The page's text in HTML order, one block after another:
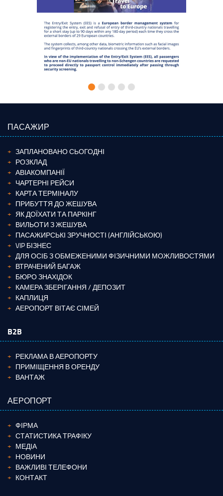
ПАСАЖИР
ЗАПЛАНОВАНО СЬОГОДНІ
РОЗКЛАД
АВІАКОМПАНІЇ
ЧАРТЕРНІ РЕЙСИ
КАРТА ТЕРМІНАЛУ
ПРИБУТТЯ ДО ЖЕШУВА
ЯК ДОЇХАТИ ТА ПАРКІНГ
ВИЛЬОТИ З ЖЕШУВА
ПАСАЖИРСЬКІ ЗРУЧНОСТІ (АНГЛІЙСЬКОЮ)
VIP БІЗНЕС
ДЛЯ ОСІБ З ОБМЕЖЕНИМИ ФІЗИЧНИМИ МОЖЛИВОСТЯМИ
ВТРАЧЕНИЙ БАГАЖ
БЮРО ЗНАХІДОК
КАМЕРА ЗБЕРІГАННЯ / ДЕПОЗИТ
КАПЛИЦЯ
АЕРОПОРТ ВІТАЄ СІМЕЙ
B2B
РЕКЛАМА В АЕРОПОРТУ
ПРИМІЩЕННЯ В ОРЕНДУ
ВАНТАЖ
АЕРОПОРТ
ФІРМА
СТАТИСТИКА ТРАФІКУ
МЕДІА
НОВИНИ
ВАЖЛИВІ ТЕЛЕФОНИ
КОНТАКТ